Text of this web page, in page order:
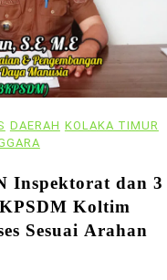
DAERAH KOLAKA TIMUR
Inspektorat dan 3
Koltim
Sesuai Arahan